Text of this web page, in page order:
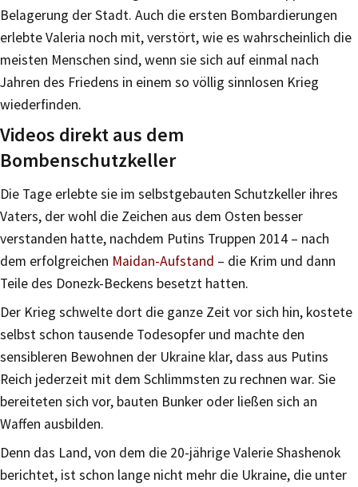
Belagerung der Stadt. Auch die ersten Bombardierungen
erlebte Valeria noch mit, verstört, wie es wahrscheinlich die
meisten Menschen sind, wenn sie sich auf einmal nach
Jahren des Friedens in einem so völlig sinnlosen Krieg
wiederfinden.
Videos direkt aus dem
Bombenschutzkeller
Die Tage erlebte sie im selbstgebauten Schutzkeller ihres
Vaters, der wohl die Zeichen aus dem Osten besser
verstanden hatte, nachdem Putins Truppen 2014 – nach
dem erfolgreichen Maidan-Aufstand – die Krim und dann
Teile des Donezk-Beckens besetzt hatten.
Der Krieg schwelte dort die ganze Zeit vor sich hin, kostete
selbst schon tausende Todesopfer und machte den
sensibleren Bewohnen der Ukraine klar, dass aus Putins
Reich jederzeit mit dem Schlimmsten zu rechnen war. Sie
bereiteten sich vor, bauten Bunker oder ließen sich an
Waffen ausbilden.
Denn das Land, von dem die 20-jährige Valerie Shashenok
berichtet, ist schon lange nicht mehr die Ukraine, die unter